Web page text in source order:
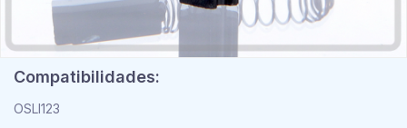
Compatibilidades:
OSLI123